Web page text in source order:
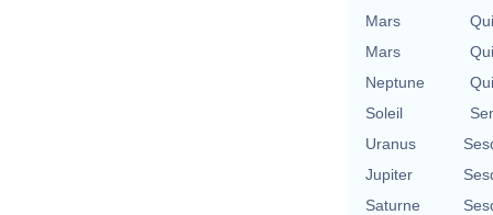
Mars
Mars
Neptune
Soleil
Uranus
Jupiter
Saturne